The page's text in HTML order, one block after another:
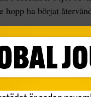
hopp ha börjat
kan vara bra för
med att titta på